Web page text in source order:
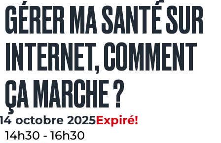
GÉRER MA SANTÉ SUR
INTERNET, COMMENT
ÇA MARCHE ?
octobre 2025Expiré!
14h30 - 16h30